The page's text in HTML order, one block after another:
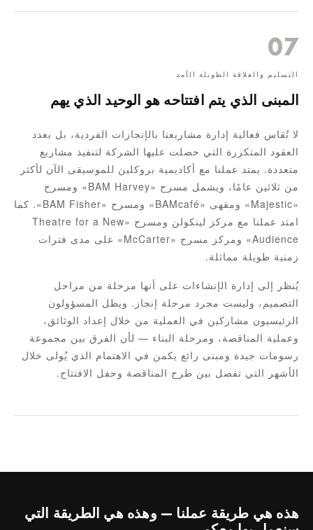
07
التسليم والعلاقة الطويلة الأمد
المبنى الذي يتم افتتاحه هو الوحيد الذي يهم
لا تُقاس فعالية إدارة مشاريعنا بالإنجازات الفردية، بل بعدد
العقود المتكررة التي حصلت عليها الشركة لتنفيذ مشاريع
متعددة. يمتد عملنا مع أكاديمية بروكلين للموسيقى الآن لأكثر
من ثلاثين عامًا، ويشمل مسرح «BAM Harvey» ومسرح
«Majestic» ومقهى «BAMcafé» ومسرح «BAM Fisher». كما
امتد عملنا مع مركز لينكولن ومسرح «Theatre for a New
Audience» ومركز مسرح «McCarter» على مدى فترات
زمنية طويلة مماثلة.
يُنظر إلى إدارة الإنشاءات على أنها مرحلة من مراحل
التصميم، وليست مجرد مرحلة إنجاز. ويظل المسؤولون
الرئيسيون مشاركين في العملية من خلال إعداد الوثائق،
وعملية المناقصة، ومرحلة البناء — لأن الفرق بين مجموعة
رسومات جيدة ومبنى رائع يكمن في الاهتمام الذي يُولى خلال
الأشهر التي تفصل بين طرح المناقصة وحفل الافتتاح.
هذه هي طريقة عملنا — وهذه هي الطريقة التي